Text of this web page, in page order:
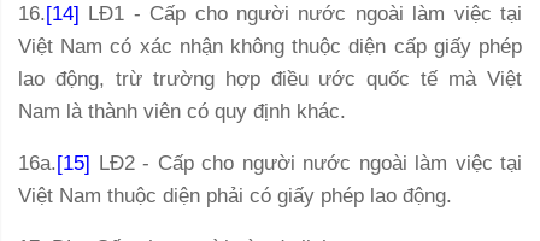
16.[14] LĐ1 - Cấp cho người nước ngoài làm việc tại
Việt Nam có xác nhận không thuộc diện cấp giấy phép
lao động, trừ trường hợp điều ước quốc tế mà Việt
Nam là thành viên có quy định khác.
16a.[15] LĐ2 - Cấp cho người nước ngoài làm việc tại
Việt Nam thuộc diện phải có giấy phép lao động.